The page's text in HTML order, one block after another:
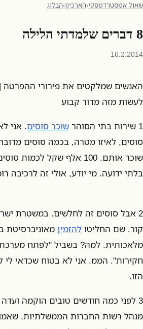
שאול אמסטרדמסקי›הארכיון›הבלוג
8 דברים שלמדתי הלילה
16.2.2014
האנשים שמלקטים את פירורי ההפרטה
לעשות מזה מדור קבוע
1 שירות בתי הסוהר שוכר סוסים. אני
סוסים, לאיזו מטרה, בכמה סוסים
שוכר אותם. 100 אלף שקל
בלתי ידועה. מי יודע, אולי זה לרכיבה
2 אבל סוסים זה לחלשים. במשטרת
קור. שם החליטו להזמין מאוניברסיטת
מלאכותית. למה? בשביל "לפתח מערכת
חקירות". הממ. אני לא בטוח שכדאי לי
הזו.
3 לפני כמה חודשים טובים הוקמה
מנהל רשות החברות הממשלתיות,